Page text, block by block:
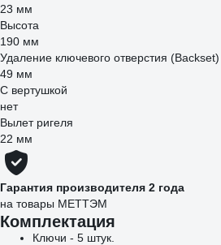
23 мм
Высота
190 мм
Удаление ключевого отверстия (Backset)
49 мм
С вертушкой
нет
Вылет ригеля
22 мм
Гарантия производителя 2 года
на товары МЕТТЭМ
Комплектация
Ключи - 5 штук.